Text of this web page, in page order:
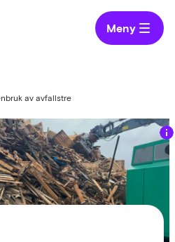
Meny
av avfallstre